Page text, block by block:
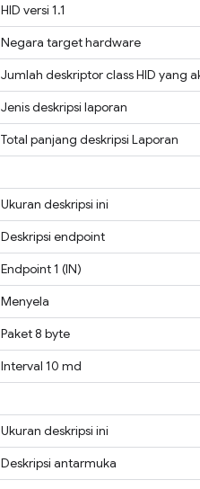
HID versi 1.1
Negara target hardware
Jumlah deskriptor class HID yang
Jenis deskripsi laporan
Total panjang deskripsi Laporan
Ukuran deskripsi ini
Deskripsi endpoint
Endpoint 1 (IN)
Menyela
Paket 8 byte
Interval 10 md
Ukuran deskripsi ini
Deskripsi antarmuka